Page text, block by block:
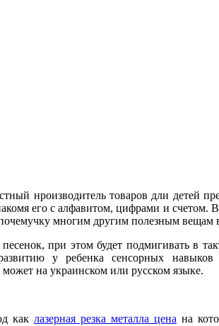
нроизводитель товаров дли детей
его с алфавитом, цифрами и счетом.
почемучку многим другим полезным
при этом будет подмигивать в
у ребенка сен­сорных
на украинском или русском языке.
как лазерная резка металла ценана